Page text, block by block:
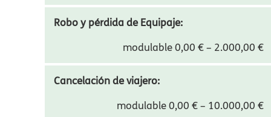
Robo y pérdida de Equipaje:
modulable 0,00 € – 2.000,00 €
Cancelación de viajero:
modulable 0,00 € – 10.000,00 €